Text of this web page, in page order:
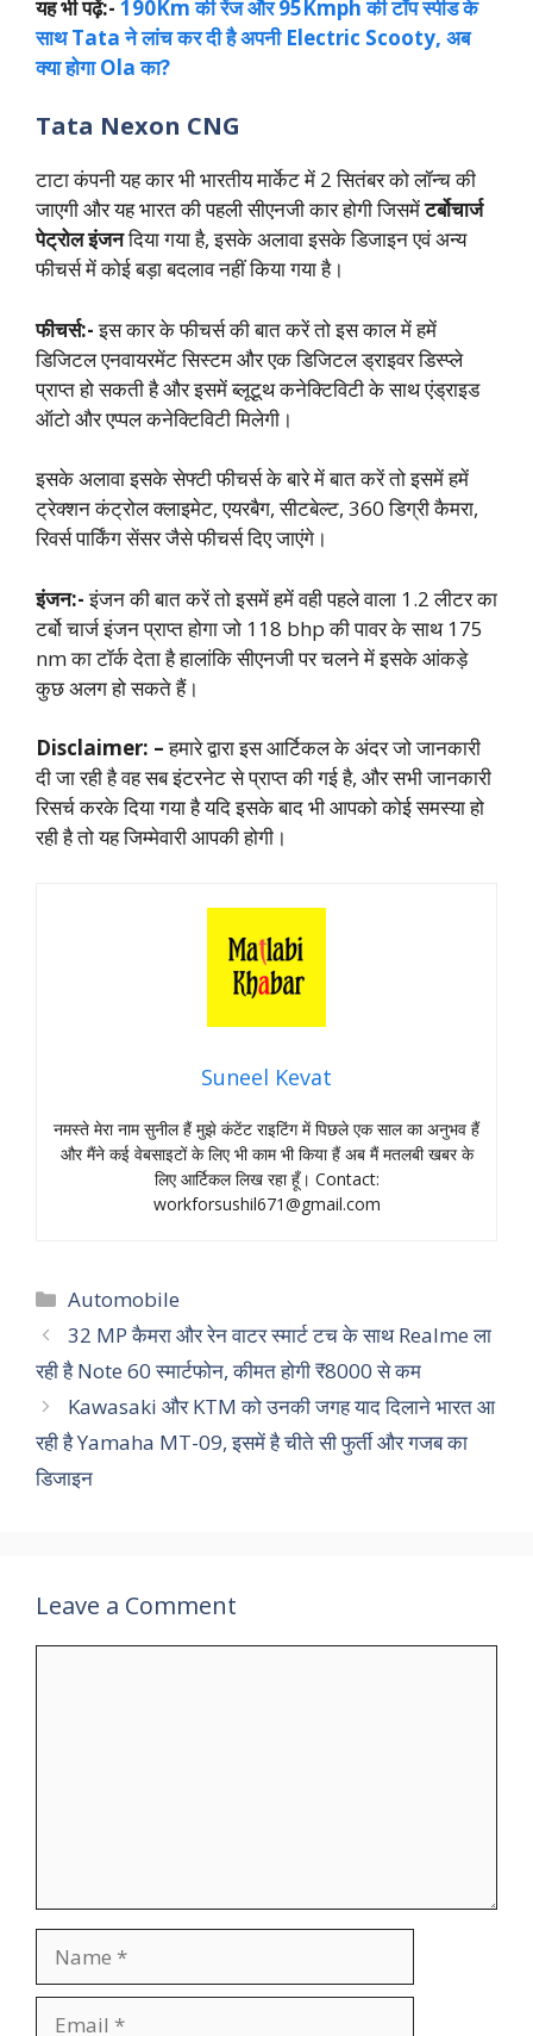
यह भी पढ़ें:- 190Km की रेंज और 95Kmph की टॉप स्पीड के
साथ Tata ने लांच कर दी है अपनी Electric Scooty, अब
क्या होगा Ola का?
Tata Nexon CNG
टाटा कंपनी यह कार भी भारतीय मार्केट में 2 सितंबर को लॉन्च की
जाएगी और यह भारत की पहली सीएनजी कार होगी जिसमेंटर्बोचार्ज
पेट्रोल इंजनदिया गया है, इसके अलावा इसके डिजाइन एवं अन्य
फीचर्स में कोई बड़ा बदलाव नहीं किया गया है।
फीचर्स:-इस कार के फीचर्स की बात करें तो इस काल में हमें
डिजिटल एनवायरमेंट सिस्टम और एक डिजिटल ड्राइवर डिस्प्ले
प्राप्त हो सकती है और इसमें ब्लूटूथ कनेक्टिविटी के साथ एंड्राइड
ऑटो और एप्पल कनेक्टिविटी मिलेगी।
इसके अलावा इसके सेफ्टी फीचर्स के बारे में बात करें तो इसमें हमें
ट्रेक्शन कंट्रोल क्लाइमेट, एयरबैग, सीटबेल्ट, 360 डिग्री कैमरा,
रिवर्स पार्किंग सेंसर जैसे फीचर्स दिए जाएंगे।
इंजन:-इंजन की बात करें तो इसमें हमें वही पहले वाला 1.2 लीटर का
टर्बो चार्ज इंजन प्राप्त होगा जो 118 bhp की पावर के साथ 175
nm का टॉर्क देता है हालांकि सीएनजी पर चलने में इसके आंकड़े
कुछ अलग हो सकते हैं।
Disclaimer: –हमारे द्वारा इस आर्टिकल के अंदर जो जानकारी
दी जा रही है वह सब इंटरनेट से प्राप्त की गई है, और सभी जानकारी
रिसर्च करके दिया गया है यदि इसके बाद भी आपको कोई समस्या हो
रही है तो यह जिम्मेवारी आपकी होगी।
Suneel Kevat
नमस्‍ते मेरा नाम सुनील हैं मुझे कंटेंट राइटिंग में पिछले एक साल का अनुभव हैं
और मैंने कई वेबसाइटों के लिए भी काम भी किया हैं अब मैं मतलबी खबर के
लिए आर्टिकल लिख रहा हूँ। Contact:
workforsushil671@gmail.com
Categories
Automobile
32 MP कैमरा और रेन वाटर स्मार्ट टच के साथ Realme ला
रही है Note 60 स्मार्टफोन, कीमत होगी ₹8000 से कम
Kawasaki और KTM को उनकी जगह याद दिलाने भारत आ
रही है Yamaha MT-09, इसमें है चीते सी फुर्ती और गजब का
डिजाइन
Leave a Comment